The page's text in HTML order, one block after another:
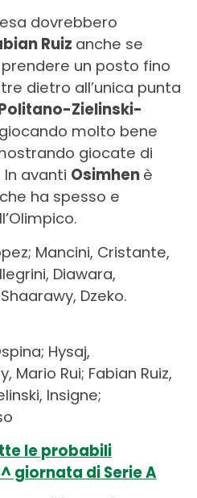
dovrebbero
Ruiz anche se
un posto fino
dietro all’unica punta
Zielinski-
molto bene
giocate di
avanti Osimhen è
ha spesso e
Mancini, Cristante,
Diawara,
Dzeko.
Hysaj,
Mario Rui; Fabian Ruiz,
Insigne;
le probabili
giornata di Serie A